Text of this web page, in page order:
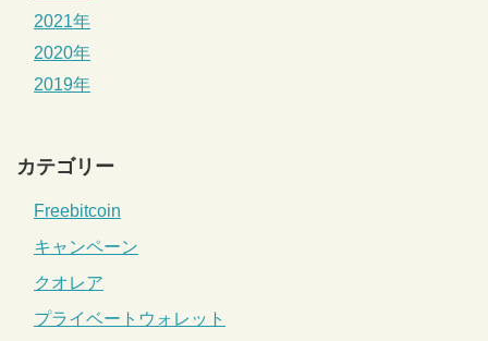
2021年
2020年
2019年
カテゴリー
Freebitcoin
キャンペーン
クオレア
プライベートウォレット